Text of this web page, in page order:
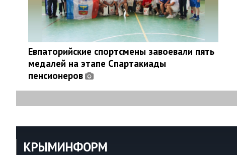
Евпаторийские спортсмены завоевали пять
медалей на этапе Спартакиады
пенсионеров
КРЫМИНФОРМ